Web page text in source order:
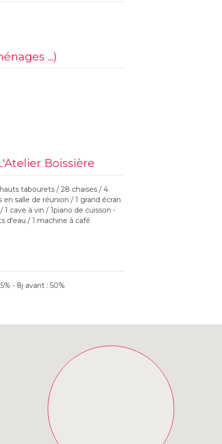
...)
Boissière
tabourets / 28 chaises / 4
salle de réunion / 1 grand écran
cave à vin / 1piano de cuisson -
d'eau / 1 machine à café
- 8j avant : 50%